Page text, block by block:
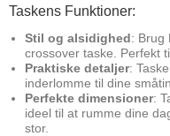
Taskens Funktioner:
Stil og alsidighed: Brug
crossover taske. Perfekt
Praktiske detaljer:
inderlomme til dine
Perfekte dimensioner:
ideel til at rumme dine
stor.